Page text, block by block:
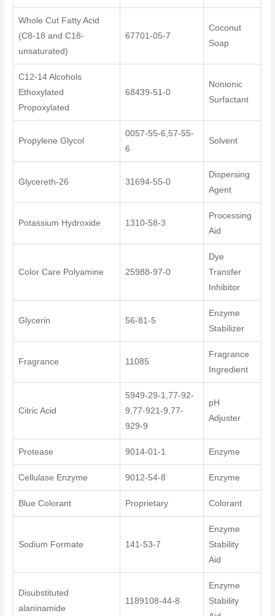
Whole Cut Fatty Acid
(C8-18 and C18-
unsaturated)
67701-05-7
Coconut
Soap
C12-14 Alcohols
Ethoxylated
Propoxylated
68439-51-0
Nonionic
Surfactant
Propylene Glycol
0057-55-6,57-55-
6
Solvent
Glycereth-26 31694-55-0
Dispersing
Agent
Potassium Hydroxide 1310-58-3
Processing
Aid
Color Care Polyamine 25988-97-0
Dye
Transfer
Inhibitor
Glycerin 56-81-5
Enzyme
Stabilizer
Fragrance 11085
Fragrance
Ingredient
Citric Acid
5949-29-1,77-92-
9,77-921-9,77-
929-9
pH
Adjuster
Protease 9014-01-1 Enzyme
Cellulase Enzyme 9012-54-8 Enzyme
Blue Colorant Proprietary Colorant
Sodium Formate 141-53-7
Enzyme
Stability
Aid
Disubstituted
alaninamide
1189108-44-8
Enzyme
Stability